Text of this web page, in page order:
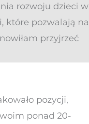
rozwoju dzieci w
które pozwalają na
przyjrzeć
pozycji,
ponad 20-